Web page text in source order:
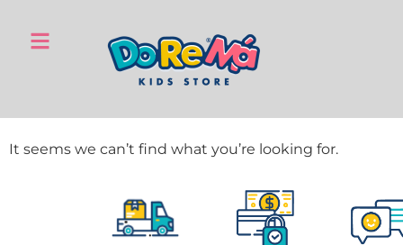
It seems we can’t find what you’re looking for.